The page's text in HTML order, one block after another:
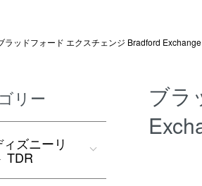
ラッドフォード エクスチェンジ Bradford Exchange
ブラ
リー
ズニーリ
TDR